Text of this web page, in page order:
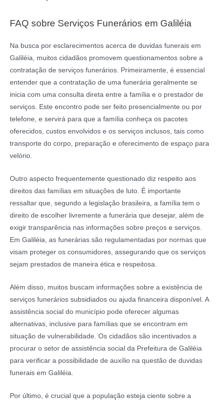
FAQ sobre Serviços Funerários em Galiléia
Na busca por esclarecimentos acerca de duvidas funerais em
Galiléia, muitos cidadãos promovem questionamentos sobre a
contratação de serviços funerários. Primeiramente, é essencial
entender que a contratação de uma funerária geralmente se
inicia com uma consulta direta entre a família e o prestador de
serviços. Este encontro pode ser feito presencialmente ou por
telefone, e servirá para que a família conheça os pacotes
oferecidos, custos envolvidos e os serviços inclusos, tais como
transporte do corpo, preparação e oferecimento de espaço para
velório.
Outro aspecto frequentemente questionado diz respeito aos
direitos das famílias em situações de luto. É importante
ressaltar que, segundo a legislação brasileira, a família tem o
direito de escolher livremente a funerária que desejar, além de
exigir transparência nas informações sobre preços e serviços.
Em Galiléia, as funerárias são regulamentadas por normas que
visam proteger os consumidores, assegurando que os serviços
sejam prestados de maneira ética e respeitosa.
Além disso, muitos buscam informações sobre a existência de
serviços funerários subsidiados ou ajuda financeira disponível. A
assistência social do município pode oferecer algumas
alternativas, inclusive para famílias que se encontram em
situação de vulnerabilidade. Os cidadãos são incentivados a
procurar o setor de assistência social da Prefeitura de Galiléia
para verificar a possibilidade de auxílio na questão de duvidas
funerais em Galiléia.
Por último, é crucial que a população esteja ciente sobre a